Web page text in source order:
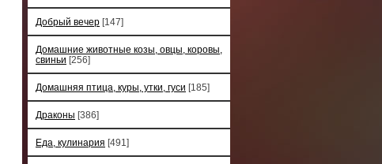
Добрый вечер [147]
Домашние животные козы, овцы, коровы,
свиньи [256]
Домашняя птица, куры, утки, гуси [185]
Драконы [386]
Еда, кулинария [491]